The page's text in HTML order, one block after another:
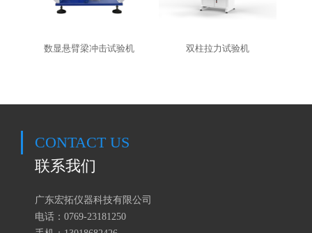
数显悬臂梁冲击试验机 双柱拉力试验机
CONTACT US
联系我们
广东宏拓仪器科技有限公司
电话：0769-23181250